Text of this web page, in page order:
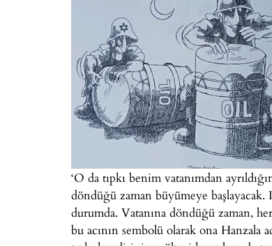
‘O da tıpkı benim vatanımdan
döndüğü zaman büyümeye
durumda. Vatanına döndüğü zaman,
bu acının sembolü olarak ona Hanzala